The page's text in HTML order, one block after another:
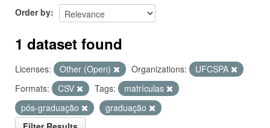
Order by
1 dataset found
Licenses: Other (Open) Organizations:
UFCSPA
Formats:
CSV Tags:
matrículas
pós-graduação
graduação